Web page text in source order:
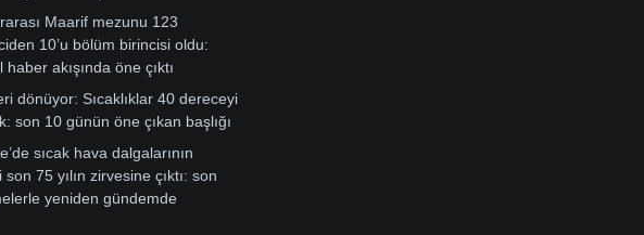
Maarif mezunu 123
10’u bölüm birincisi oldu:
haber akışında öne çıktı
dönüyor: Sıcaklıklar 40 dereceyi
son 10 günün öne çıkan başlığı
sıcak hava dalgalarının
75 yılın zirvesine çıktı: son
yeniden gündemde